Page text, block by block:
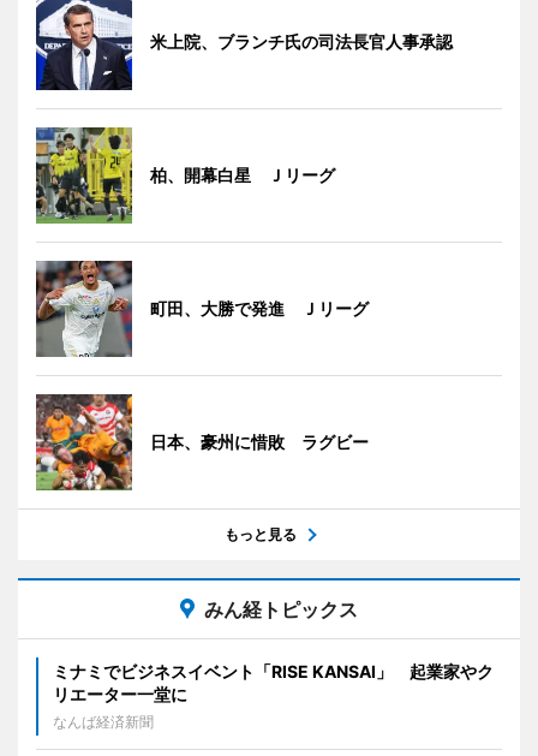
米上院、ブランチ氏の司法長官人事承認
柏、開幕白星 Ｊリーグ
町田、大勝で発進 Ｊリーグ
日本、豪州に惜敗 ラグビー
もっと見る
みん経トピックス
ミナミでビジネスイベント「RISE KANSAI」 起業家やク
リエーター一堂に
なんば経済新聞